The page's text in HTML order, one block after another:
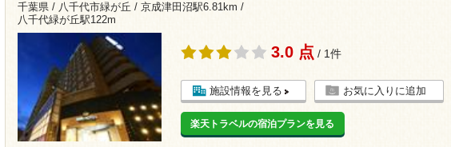
千葉県 / 八千代市緑が丘 / 京成津田沼駅6.81km /
八千代緑が丘駅122m
3.0 点 / 1件
施設情報を見る お気に入りに追加
楽天トラベルの宿泊プランを見る